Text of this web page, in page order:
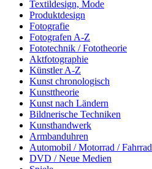
Textildesign, Mode
Produktdesign
Fotografie
Fotografen A-Z
Fototechnik / Fototheorie
Aktfotographie
Künstler A-Z
Kunst chronologisch
Kunsttheorie
Kunst nach Ländern
Bildnerische Techniken
Kunsthandwerk
Armbanduhren
Automobil / Motorrad / Fahrrad
DVD / Neue Medien